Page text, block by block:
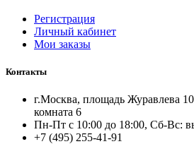
Регистрация
Личный кабинет
Мои заказы
Контакты
г.Москва, площадь Журавлева
комната 6
Пн-Пт с 10:00 до 18:00, Сб-Вс:
+7 (495) 255-41-91